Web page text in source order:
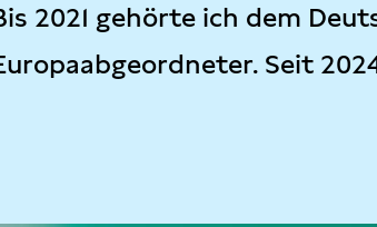
2021 gehörte ich dem
Seit